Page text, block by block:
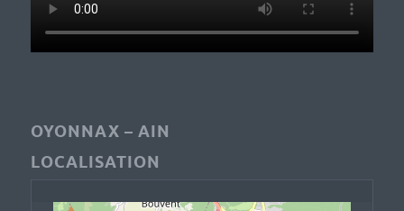
OYONNAX – AIN
LOCALISATION